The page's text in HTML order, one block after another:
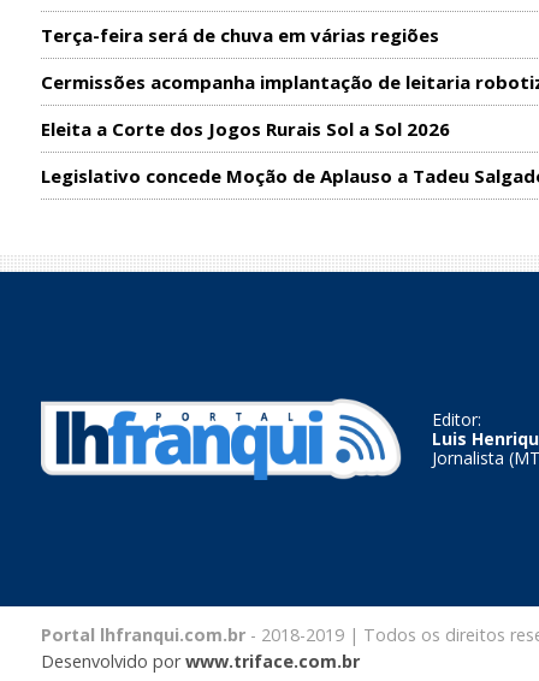
Terça-feira será de chuva em várias regiões
Cermissões acompanha implantação de leitaria
Eleita a Corte dos Jogos Rurais Sol a Sol 2026
Legislativo concede Moção de Aplauso a Tadeu
Editor:
Luis
Jornalista
Portal lhfranqui.com.br- 2018-2019 | Todos os direitos
Desenvolvido porwww.triface.com.br